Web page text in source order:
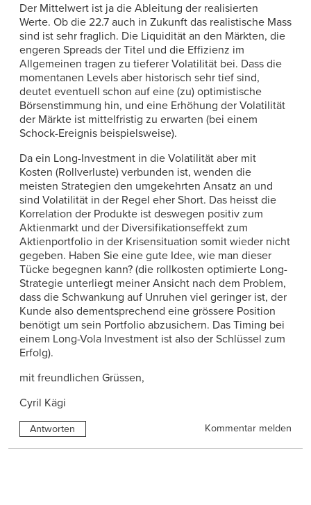
Der Mittelwert ist ja die Ableitung der realisierten
Werte. Ob die 22.7 auch in Zukunft das realistische Mass
sind ist sehr fraglich. Die Liquidität an den Märkten, die
engeren Spreads der Titel und die Effizienz im
Allgemeinen tragen zu tieferer Volatilität bei. Dass die
momentanen Levels aber historisch sehr tief sind,
deutet eventuell schon auf eine (zu) optimistische
Börsenstimmung hin, und eine Erhöhung der Volatilität
der Märkte ist mittelfristig zu erwarten (bei einem
Schock-Ereignis beispielsweise).
Da ein Long-Investment in die Volatilität aber mit
Kosten (Rollverluste) verbunden ist, wenden die
meisten Strategien den umgekehrten Ansatz an und
sind Volatilität in der Regel eher Short. Das heisst die
Korrelation der Produkte ist deswegen positiv zum
Aktienmarkt und der Diversifikationseffekt zum
Aktienportfolio in der Krisensituation somit wieder nicht
gegeben. Haben Sie eine gute Idee, wie man dieser
Tücke begegnen kann? (die rollkosten optimierte Long-
Strategie unterliegt meiner Ansicht nach dem Problem,
dass die Schwankung auf Unruhen viel geringer ist, der
Kunde also dementsprechend eine grössere Position
benötigt um sein Portfolio abzusichern. Das Timing bei
einem Long-Vola Investment ist also der Schlüssel zum
Erfolg).
mit freundlichen Grüssen,
Cyril Kägi
Antworten Kommentar melden